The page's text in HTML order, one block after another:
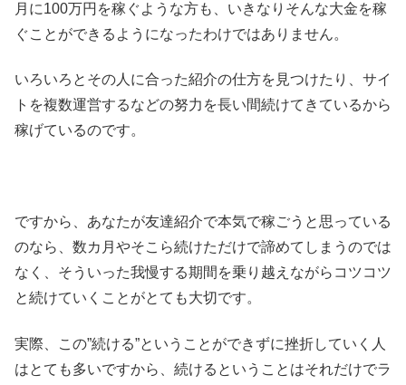
月に100万円を稼ぐような方も、いきなりそんな大金を稼
ぐことができるようになったわけではありません。
いろいろとその人に合った紹介の仕方を見つけたり、サイ
トを複数運営するなどの努力を長い間続けてきているから
稼げているのです。
ですから、あなたが友達紹介で本気で稼ごうと思っている
のなら、数カ月やそこら続けただけで諦めてしまうのでは
なく、そういった我慢する期間を乗り越えながらコツコツ
と続けていくことがとても大切です。
実際、この”続ける”ということができずに挫折していく人
はとても多いですから、続けるということはそれだけでラ